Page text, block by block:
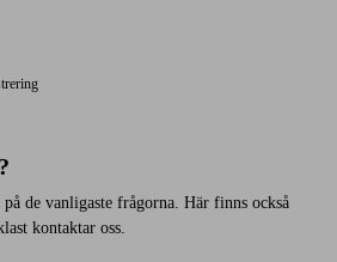
de vanligaste frågorna. Här finns också
kontaktar oss.